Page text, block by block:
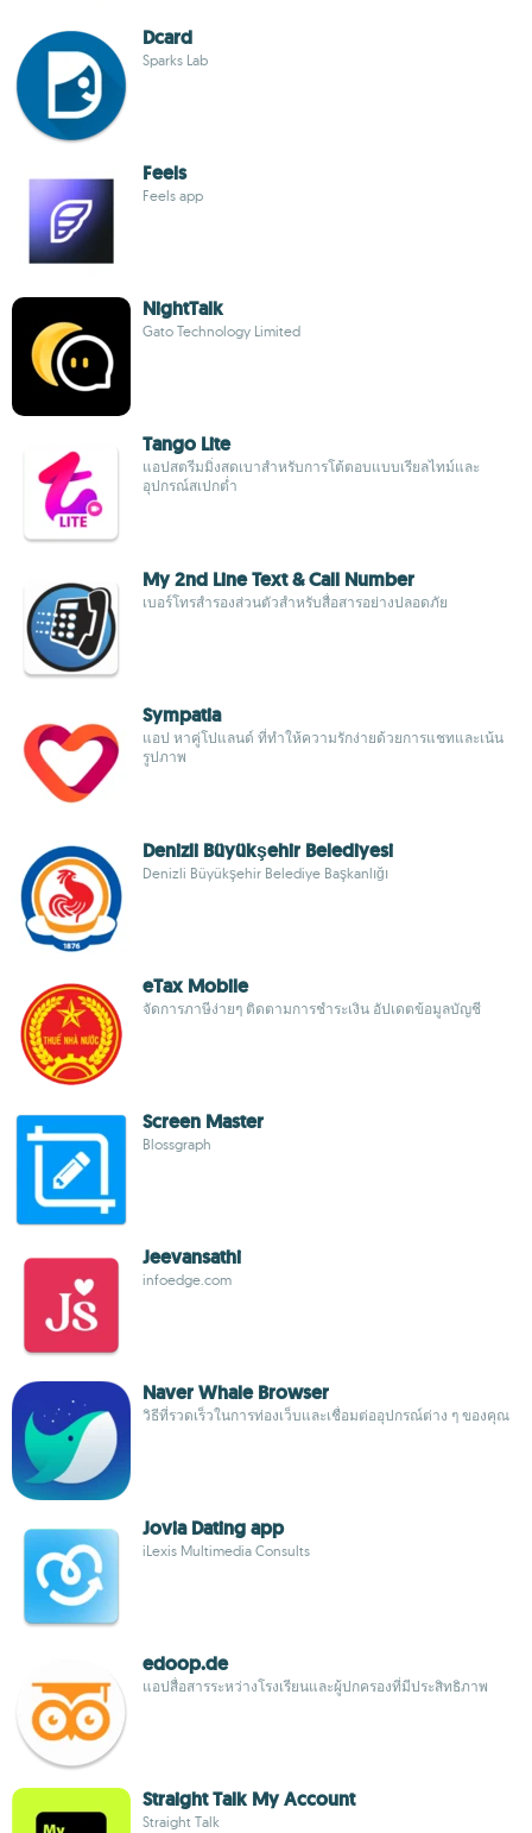
Dcard
Sparks Lab
Feels
Feels app
NightTalk
Gato Technology Limited
Tango Lite
แอปสตรีมมิ่งสดเบาสำหรับการโต้ตอบแบบเรียลไทม์และ
อุปกรณ์สเปกต่ำ
My 2nd Line Text & Call Number
เบอร์โทรสำรองส่วนตัวสำหรับสื่อสารอย่างปลอดภัย
Sympatia
แอป หาคู่โปแลนด์ ที่ทำให้ความรักง่ายด้วยการแชทและเน้น
รูปภาพ
Denizli Büyükşehir Belediyesi
Denizli Büyükşehir Belediye Başkanlığı
eTax Mobile
จัดการภาษีง่ายๆ ติดตามการชำระเงิน อัปเดตข้อมูลบัญชี
Screen Master
Blossgraph
Jeevansathi
infoedge.com
Naver Whale Browser
วิธีที่รวดเร็วในการท่องเว็บและเชื่อมต่ออุปกรณ์ต่าง ๆ ของคุณ
Jovia Dating app
iLexis Multimedia Consults
edoop.de
แอปสื่อสารระหว่างโรงเรียนและผู้ปกครองที่มีประสิทธิภาพ
Straight Talk My Account
Straight Talk